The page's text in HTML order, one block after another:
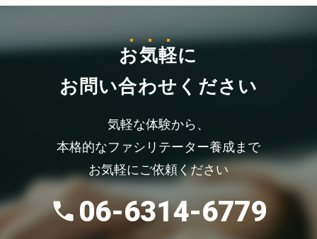
お気軽に
お問い合わせください
気軽な体験から、
本格的なファシリテーター養成まで
お気軽にご依頼ください
06-6314-6779